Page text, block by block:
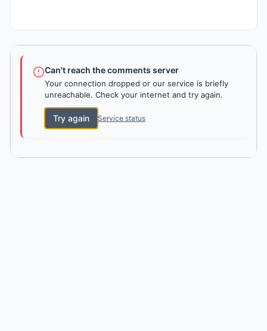
Can't reach the comments server
Your connection dropped or our service is briefly
unreachable. Check your internet and try again.
Try again Service status